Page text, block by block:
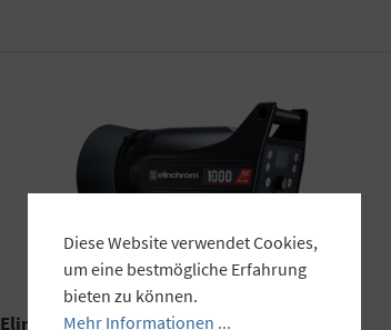
Elinchrom ELC Pro HD 1000 (1000 Ws)
Diese Website verwendet Cookies,
um eine bestmögliche Erfahrung
bieten zu können.
Mehr Informationen ...